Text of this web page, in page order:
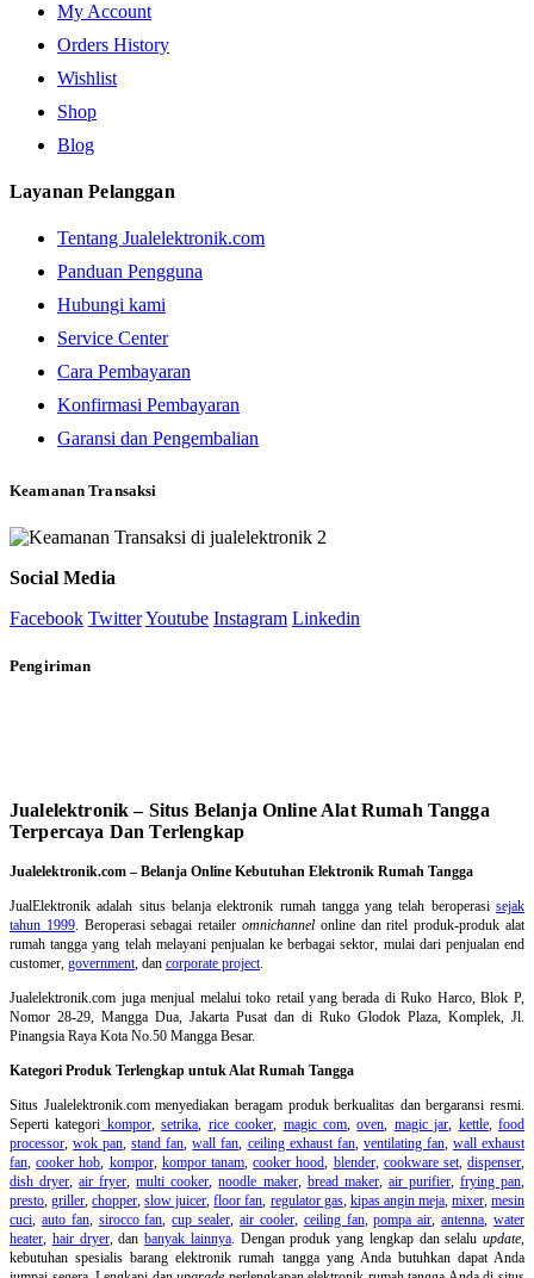
My Account
Orders History
Wishlist
Shop
Blog
Layanan Pelanggan
Tentang Jualelektronik.com
Panduan Pengguna
Hubungi kami
Service Center
Cara Pembayaran
Konfirmasi Pembayaran
Garansi dan Pengembalian
Keamanan Transaksi
Social Media
Facebook TwitterYoutube Instagram Linkedin
Pengiriman
Jualelektronik – Situs Belanja Online Alat Rumah Tangga
Terpercaya Dan Terlengkap
Jualelektronik.com – Belanja Online Kebutuhan Elektronik Rumah Tangga
JualElektronik adalah situs belanja elektronik rumah tanggayang telah beroperasisejak
tahun 1999. Beroperasi sebagai retaileromnichannel online dan ritel produk-produk alat
rumah tangga yang telah melayani penjualan ke berbagai sektor, mulai dari penjualan end
customer, government , dan corporate project
Jualelektronik.com juga menjual melalui toko retail yang berada di Ruko Harco, Blok P,
Nomor 28-29, Mangga Dua, Jakarta Pusat dan di Ruko Glodok Plaza, Komplek, Jl.
Pinangsia Raya Kota No.50 Mangga Besar.
Kategori Produk Terlengkap untuk Alat Rumah Tangga
Situs Jualelektronik.com menyediakan beragam produk berkualitas dan bergaransi resmi.
Seperti kategori kompor,setrika rice cooker magic com,oven magic jar kettle,food
processor ,wok pan ,stand fan ,wall fan ceiling exhaust fan, ventilating fan, wall exhaust
fan ,cooker hob kompor, kompor tanam,cooker hood blender, cookware set,dispenser
dish dryer ,air fryer ,multi cooker ,noodle maker, bread maker, air purifier, frying pan
presto ,griller ,chopper ,slow juicer ,floor fan regulator gas, kipas angin meja, mixer,mesin
cuci auto fan, sirocco fan ,cup sealer ,air cooler, ceiling fan,pompa air ,antenna ,water
heater hair dryer, dan banyak lainnya. Dengan produk yang lengkap dan selalu update
kebutuhan spesialis barang elektronik rumah tangga yang Anda butuhkan dapat Anda